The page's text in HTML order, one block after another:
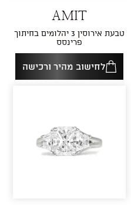
AMIT
טבעת אירוסין 3 יהלומים בחיתוך
פרינסס
לחישוב מהיר ורכישה